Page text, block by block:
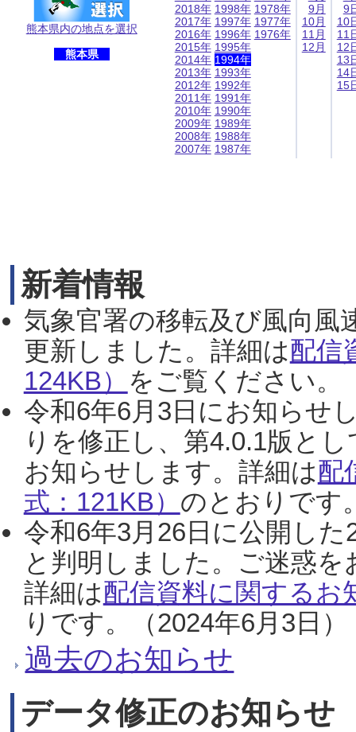
熊本県内の地点を選択
熊本県
2018年
2017年
2016年
2015年
2014年
2013年
2012年
2011年
2010年
2009年
2008年
2007年
1998年
1997年
1996年
1995年
1994年
1993年
1992年
1991年
1990年
1989年
1988年
1987年
1978年
1977年
1976年
9月
10月
11月
12月
9
10
11
12
13
14
15
新着情報
気象官署の移転及び風向風
更新しました。詳細は配信
124KB） をご覧ください。
令和6年6月3日にお知らせ
りを修正し、第4.0.1版と
お知らせします。詳細は配
式：121KB） のとおりです
令和6年3月26日に公開し
と判明しました。ご迷惑
詳細は配信資料に関するお
りです。（2024年6月3日）
過去のお知らせ
データ修正のお知らせ